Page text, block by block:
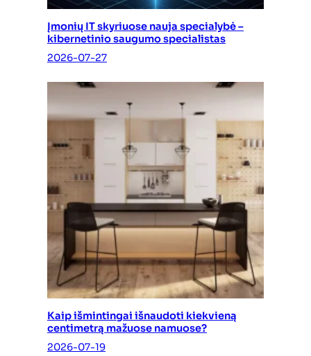
Įmonių IT skyriuose nauja specialybė –
kibernetinio saugumo specialistas
2026-07-27
Kaip išmintingai išnaudoti kiekvieną
centimetrą mažuose namuose?
2026-07-19